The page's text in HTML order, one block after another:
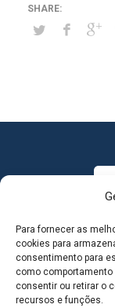
Para fornecer as
cookies para
consentimento para
como comportamento
consentir ou retirar o
recursos e funções.
MAPA DO SITE